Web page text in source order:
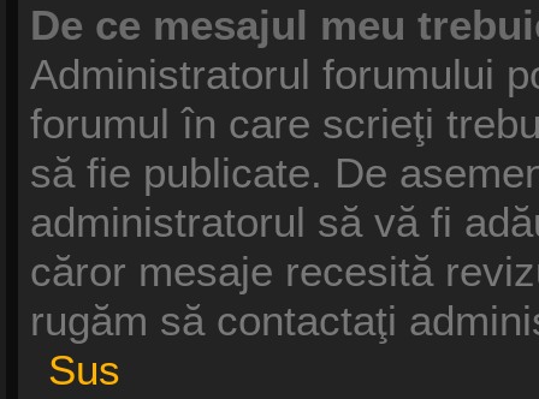
De ce mesajul meu
Administratorul forumului
forumul în care scrieţi
să fie publicate. De
administratorul să vă fi
căror mesaje recesită
rugăm să contactaţi
Sus